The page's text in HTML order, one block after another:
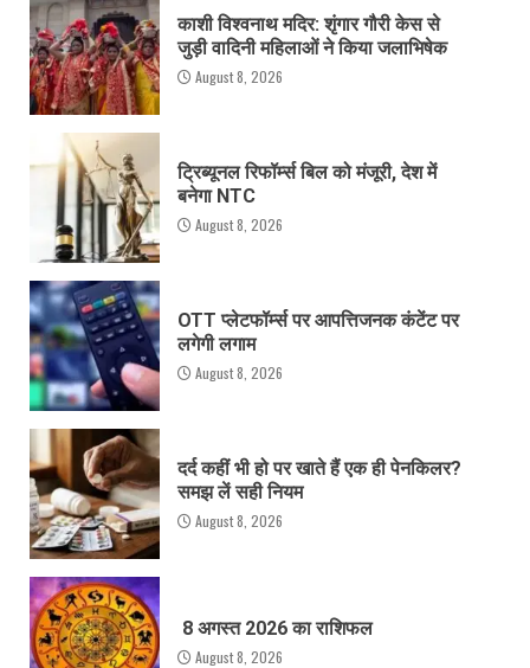
काशी विश्वनाथ मदिर: शृंगार गौरी केस से
जुड़ी वादिनी महिलाओं ने किया जलाभिषेक
August 8, 2026
ट्रिब्यूनल रिफॉर्म्स बिल को मंजूरी, देश में
बनेगा NTC
August 8, 2026
OTT प्लेटफॉर्म्स पर आपत्तिजनक कंटेंट पर
लगेगी लगाम
August 8, 2026
दर्द कहीं भी हो पर खाते हैं एक ही पेनकिलर?
समझ लें सही नियम
August 8, 2026
8 अगस्त 2026 का राशिफल
August 8, 2026